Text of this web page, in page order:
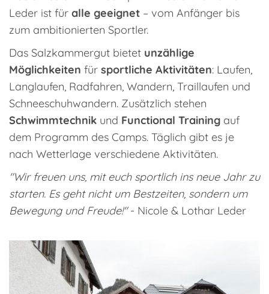
Leder ist für alle geeignet – vom Anfänger bis
zum ambitionierten Sportler.
Das Salzkammergut bietet unzählige
Möglichkeiten für sportliche Aktivitäten: Laufen,
Langlaufen, Radfahren, Wandern, Traillaufen und
Schneeschuhwandern. Zusätzlich stehen
Schwimmtechnik und Functional Training auf
dem Programm des Camps. Täglich gibt es je
nach Wetterlage verschiedene Aktivitäten.
"Wir freuen uns, mit euch sportlich ins neue Jahr zu
starten. Es geht nicht um Bestzeiten, sondern um
Bewegung und Freude!"- Nicole & Lothar Leder